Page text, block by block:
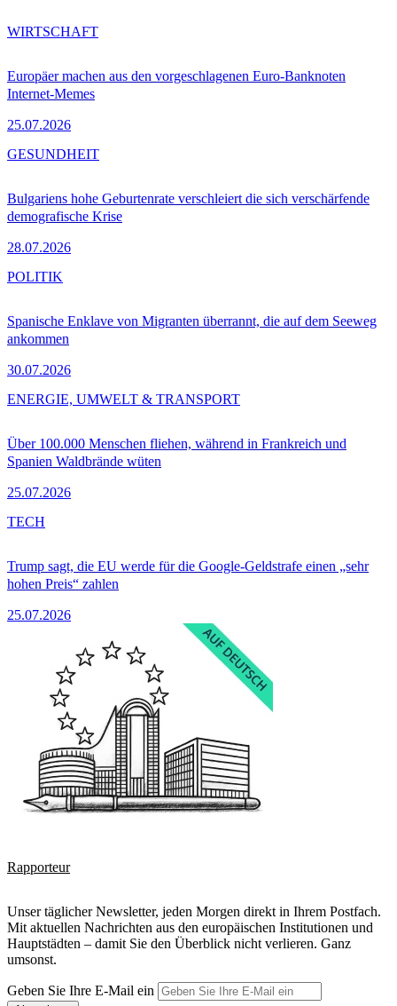
Europäer machen aus den vorgeschlagenen Euro-Banknoten
Internet-Memes
25.07.2026
WIRTSCHAFT
Bulgariens hohe Geburtenrate verschleiert die sich verschärfende
demografische Krise
28.07.2026
GESUNDHEIT
Spanische Enklave von Migranten überrannt, die auf dem Seeweg
ankommen
30.07.2026
POLITIK
Über 100.000 Menschen fliehen, während in Frankreich und
Spanien Waldbrände wüten
25.07.2026
ENERGIE, UMWELT & TRANSPORT
Trump sagt, die EU werde für die Google-Geldstrafe einen „sehr
hohen Preis“ zahlen
25.07.2026
TECH
Rapporteur
Unser täglicher Newsletter, jeden Morgen direkt in Ihrem Postfach.
Mit aktuellen Nachrichten aus den europäischen Institutionen und
Hauptstädten – damit Sie den Überblick nicht verlieren. Ganz
umsonst.
Geben Sie Ihre E-Mail ein